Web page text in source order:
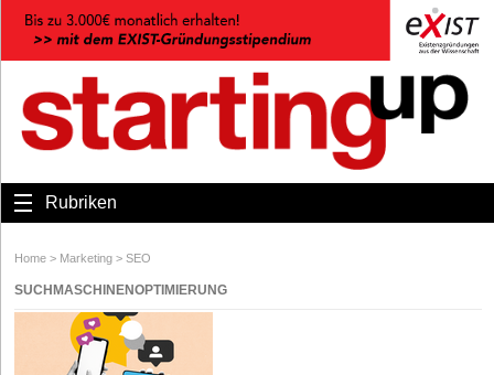
Rubriken
Home > Marketing > SEO
SUCHMASCHINENOPTIMIERUNG